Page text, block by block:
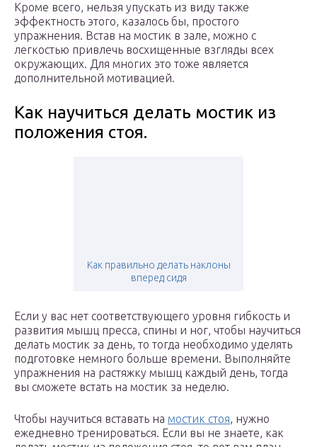
Кроме всего, нельзя упускать из виду также
эффектность этого, казалось бы, простого
упражнения. Встав на мостик в зале, можно с
легкостью привлечь восхищенные взгляды всех
окружающих. Для многих это тоже является
дополнительной мотивацией.
Как научиться делать мостик из
положения стоя.
Как правильно делать наклоны
вперед сидя
Если у вас нет соответствующего уровня гибкость и
развития мышц пресса, спины и ног, чтобы научиться
делать мостик за день, то тогда необходимо уделять
подготовке немного больше времени. Выполняйте
упражнения на растяжку мышц каждый день, тогда
вы сможете встать на мостик за неделю.
Чтобы научиться вставать на мостик стоя, нужно
ежедневно тренироваться. Если вы не знаете, как